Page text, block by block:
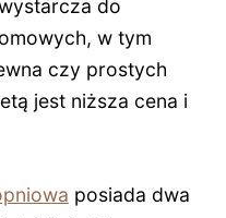
do
w tym
czy prostych
jest niższa cena i
posiada dwa